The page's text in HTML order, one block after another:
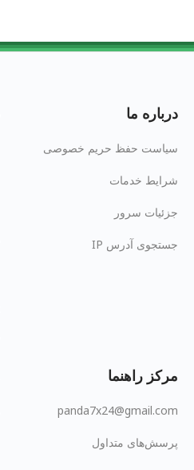
درباره ما
سیاست حفظ حریم خصوصی
شرایط خدمات
جزئیات سرور
جستجوی آدرس IP
مرکز راهنما
panda7x24@gmail.com
پرسش‌های متداول